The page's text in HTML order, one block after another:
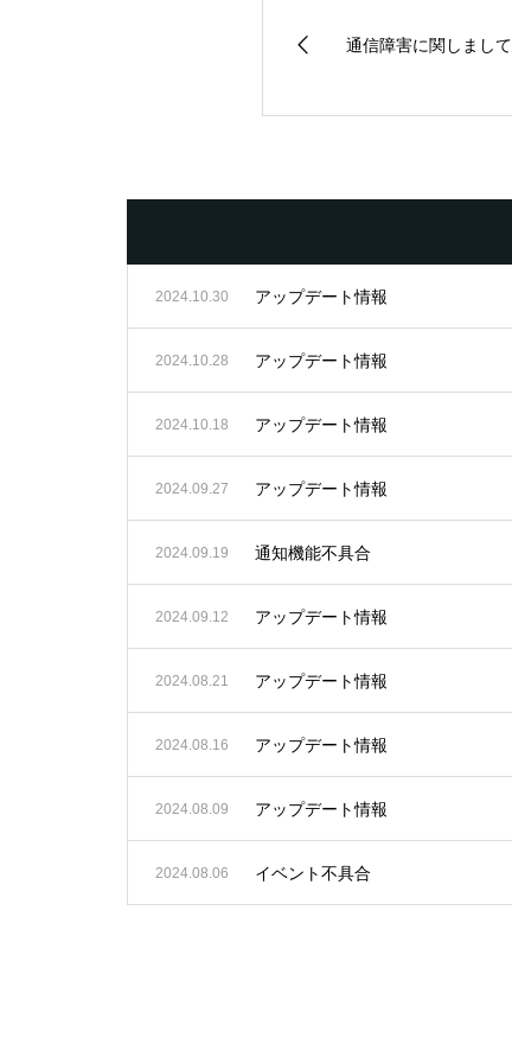
通信障害に関しまして
2024.10.30 アップデート情報
2024.10.28 アップデート情報
2024.10.18 アップデート情報
2024.09.27 アップデート情報
2024.09.19 通知機能不具合
2024.09.12 アップデート情報
2024.08.21 アップデート情報
2024.08.16 アップデート情報
2024.08.09 アップデート情報
2024.08.06 イベント不具合